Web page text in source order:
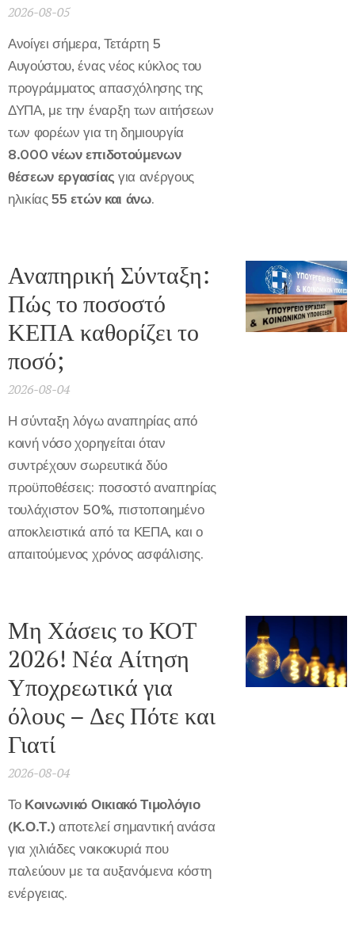
2026-08-05
Ανοίγει σήμερα, Τετάρτη 5
Αυγούστου, ένας νέος κύκλος του
προγράμματος απασχόλησης της
ΔΥΠΑ, με την έναρξη των αιτήσεων
των φορέων για τη δημιουργία
8.000 νέων επιδοτούμενων
θέσεων εργασίας για ανέργους
ηλικίας55 ετών και άνω.
Αναπηρική Σύνταξη:
Πώς το ποσοστό
ΚΕΠΑ καθορίζει το
ποσό;
2026-08-04
Η σύνταξη λόγω αναπηρίας από
κοινή νόσο χορηγείται όταν
συντρέχουν σωρευτικά δύο
προϋποθέσεις: ποσοστό αναπηρίας
τουλάχιστον 50%, πιστοποιημένο
αποκλειστικά από τα ΚΕΠΑ, και ο
απαιτούμενος χρόνος ασφάλισης.
Μη Χάσεις το ΚΟΤ
2026! Νέα Αίτηση
Υποχρεωτικά για
όλους – Δες Πότε και
Γιατί
2026-08-04
Το Κοινωνικό Οικιακό Τιμολόγιο
(Κ.Ο.Τ.) αποτελεί σημαντική ανάσα
για χιλιάδες νοικοκυριά που
παλεύουν με τα αυξανόμενα κόστη
ενέργειας.